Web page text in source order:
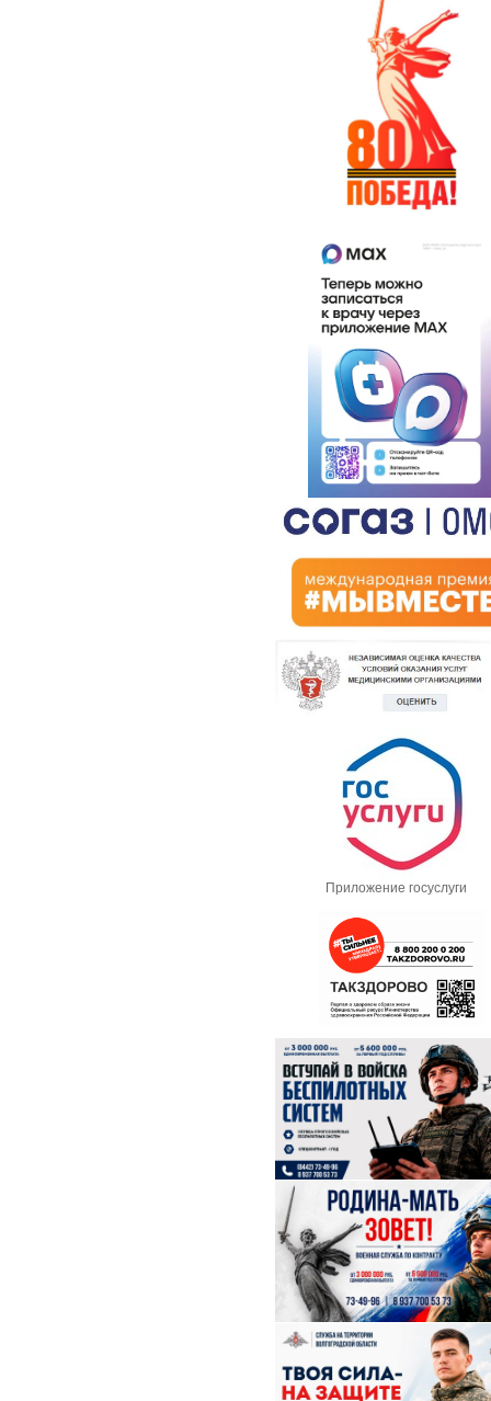
Приложение госуслуги